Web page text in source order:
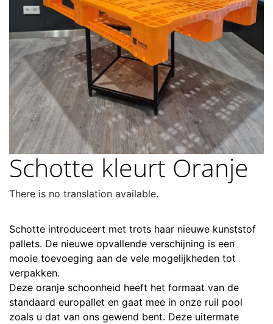
Schotte kleurt Oranje
There is no translation available.
Schotte introduceert met trots haar nieuwe kunststof
pallets. De nieuwe opvallende verschijning is een
mooie toevoeging aan de vele mogelijkheden tot
verpakken.
Deze oranje schoonheid heeft het formaat van de
standaard europallet en gaat mee in onze ruil pool
zoals u dat van ons gewend bent. Deze uitermate